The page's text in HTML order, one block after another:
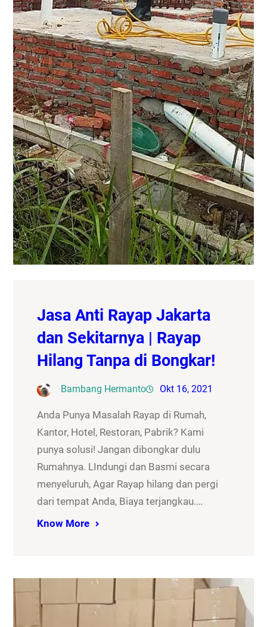
Jasa Anti Rayap Jakarta
dan Sekitarnya | Rayap
Hilang Tanpa di Bongkar!
Bambang Hermanto Okt 16, 2021
Anda Punya Masalah Rayap di Rumah,
Kantor, Hotel, Restoran, Pabrik? Kami
punya solusi! Jangan dibongkar dulu
Rumahnya. LIndungi dan Basmi secara
menyeluruh, Agar Rayap hilang dan pergi
dari tempat Anda, Biaya terjangkau….
Know More